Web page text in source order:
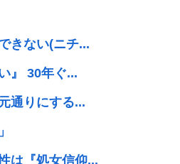
きない(ニチ...
』 30年ぐ...
通りにする...
は『処女信仰...